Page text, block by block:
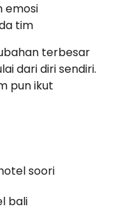
emosi
tim
terbesar
dari diri sendiri.
pun ikut